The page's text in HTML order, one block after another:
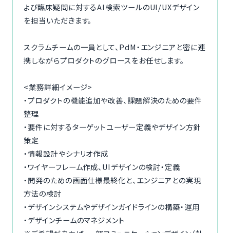
今すぐ無料で登録
よび臨床疑問に対するAI検索ツールのUI/UXデザイン
を担当いただきます。
スクラムチームの一員として、PdM・エンジニアと密に連
携しながらプロダクトのグロースをお任せします。
<業務詳細イメージ>
・プロダクトの機能追加や改善、課題解決のための要件
整理
・要件に対するターゲットユーザー定義やデザイン方針
策定
・情報設計やシナリオ作成
・ワイヤーフレーム作成、UIデザインの検討・定義
・開発のための画面仕様最終化と、エンジニアとの実現
方法の検討
・デザインシステムやデザインガイドラインの構築・運用
・デザインチームのマネジメント